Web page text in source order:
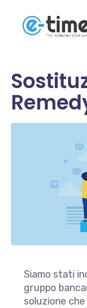
Siamo stati
gruppo
soluzione